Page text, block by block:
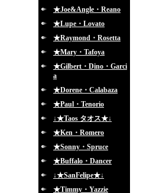
★Joe&Angle・Reano
★Lupe・Lovato
★Raymond・Rosetta
★Mary・Tafoya
★Gilbert・Dino・Garci
a
★Dorene・Calabaza
★Paul・Tenorio
↓★Taos タオス★↓
★Ken・Romero
★Sonny・Spruce
★Buffalo・Dancer
↓★SanFelipe★↓
★Timmy・Yazzie